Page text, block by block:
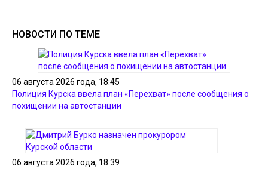
НОВОСТИ ПО ТЕМЕ
06 августа 2026 года, 18:45
Полиция Курска ввела план «Перехват» после сообщения о
похищении на автостанции
06 августа 2026 года, 18:39